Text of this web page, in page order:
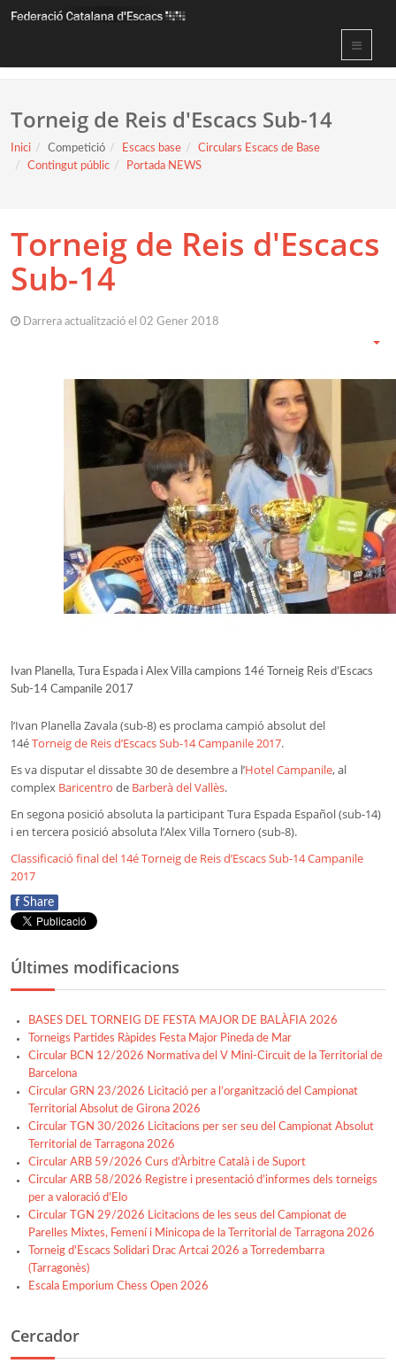
Torneig de Reis d'Escacs Sub-14
Inici Competició Escacs base
Circulars Escacs de Base
Contingut públic
Portada NEWS
Torneig de Reis d'Escacs
Sub-14
Darrera actualització el 02 Gener 2018
Ivan Planella, Tura Espada i Alex Villa campions 14é Torneig Reis d’Escacs
Sub-14 Campanile 2017
l’Ivan Planella Zavala (sub-8) es proclama campió absolut del
14éTorneig de Reis d’Escacs Sub-14 Campanile 2017.
Es va disputar el dissabte 30 de desembre a l’Hotel Campanile, al
complex Baricentro de Barberà del Vallès.
En segona posició absoluta la participant Tura Espada Español (sub-14)
i en tercera posició absoluta l’Alex Villa Tornero (sub-8).
Classificació final del 14é Torneig de Reis d’Escacs Sub-14 Campanile
2017
f Share
Últimes modificacions
BASES DEL TORNEIG DE FESTA MAJOR DE BALÀFIA 2026
Torneigs Partides Ràpides Festa Major Pineda de Mar
Circular BCN 12/2026 Normativa del V Mini-Circuit de la Territorial de
Barcelona
Circular GRN 23/2026 Licitació per a l’organització del Campionat
Territorial Absolut de Girona 2026
Circular TGN 30/2026 Licitacions per ser seu del Campionat Absolut
Territorial de Tarragona 2026
Circular ARB 59/2026 Curs d'Àrbitre Català i de Suport
Circular ARB 58/2026 Registre i presentació d’informes dels torneigs
per a valoració d’Elo
Circular TGN 29/2026 Licitacions de les seus del Campionat de
Parelles Mixtes, Femení i Minicopa de la Territorial de Tarragona 2026
Torneig d'Escacs Solidari Drac Artcai 2026 a Torredembarra
(Tarragonès)
Escala Emporium Chess Open 2026
Cercador